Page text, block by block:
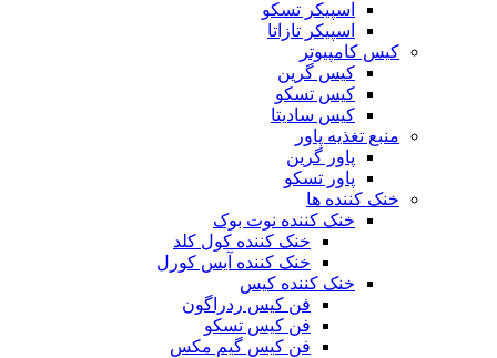
اسپیکر تسکو
اسپیکر تازاتا
کیس کامپیوتر
کیس گرین
کیس تسکو
کیس سادیتا
منبع تغذیه‌ پاور
پاور گرین
پاور تسکو
خنک کننده ها
خنک کننده نوت بوک
خنک کننده کول کلد
خنک کننده آیس کورل
خنک کننده کیس
فن کیس ردراگون
فن کیس تسکو
فن کیس گیم مکس